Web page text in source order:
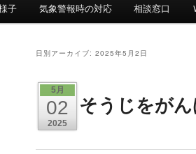
子 気象警報時の対応 相談窓口
日別アーカイブ: 2025年5月2日
5月
02
2025
そうじをが